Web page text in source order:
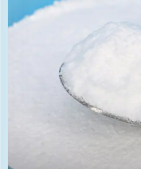
regulATORY